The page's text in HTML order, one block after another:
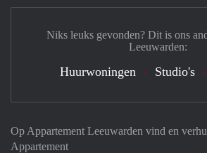
Op Appartement Leeuwarden vind en
Appartement
Niks leuks gevonden? Dit is ons
Leeuwarden:
Huurwoningen Studio's